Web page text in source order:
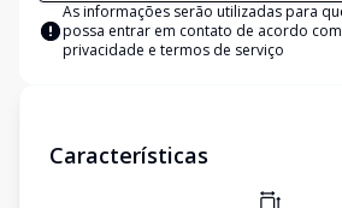
As informações serão utilizadas para
possa entrar em contato de acordo
privacidade e termos de serviço
Características